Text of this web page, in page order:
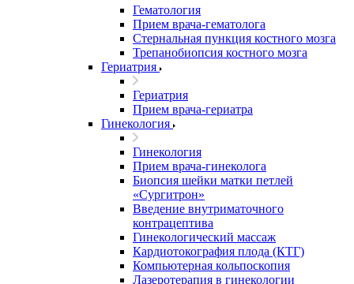
Гематология
Прием врача-гематолога
Стернальная пункция костного мозга
Трепанобиопсия костного мозга
Гериатрия
Гериатрия
Прием врача-гериатра
Гинекология
Гинекология
Прием врача-гинеколога
Биопсия шейки матки петлей
«Сургитрон»
Введение внутриматочного
контрацептива
Гинекологический массаж
Кардиотокография плода (КТГ)
Компьютерная кольпоскопия
Лазеротерапия в гинекологии